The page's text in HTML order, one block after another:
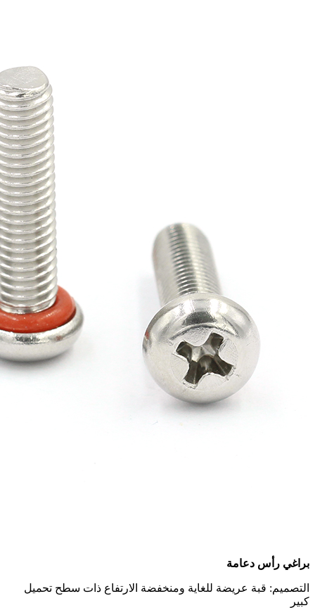
براغي رأس دعامة
التصميم: قبة عريضة للغاية ومنخفضة الارتفاع ذات سطح تحميل
كبير